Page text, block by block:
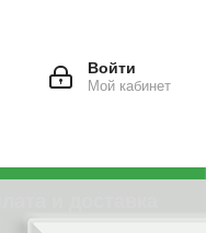
Войти
Мой кабинет